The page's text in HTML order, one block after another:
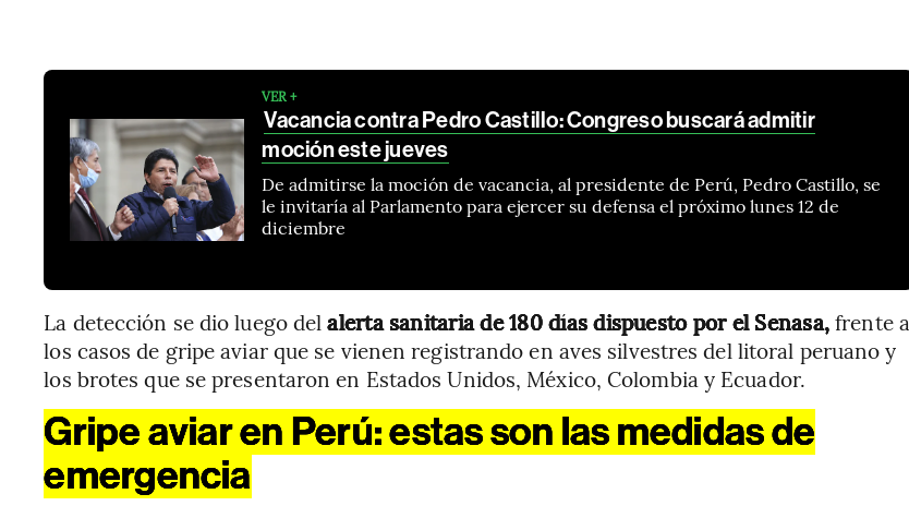
VER +
Vacancia contra Pedro Castillo: Congreso buscará admitir
moción este jueves
De admitirse la moción de vacancia, al presidente de Perú, Pedro Castillo, se
le invitaría al Parlamento para ejercer su defensa el próximo lunes 12 de
diciembre
La detección se dio luego delalerta sanitaria de 180 días dispuesto por el Senasa,frente a
los casos de gripe aviar que se vienen registrando en aves silvestres del litoral peruano y
los brotes que se presentaron en Estados Unidos, México, Colombia y Ecuador.
Gripe aviar en Perú: estas son las medidas de
emergencia